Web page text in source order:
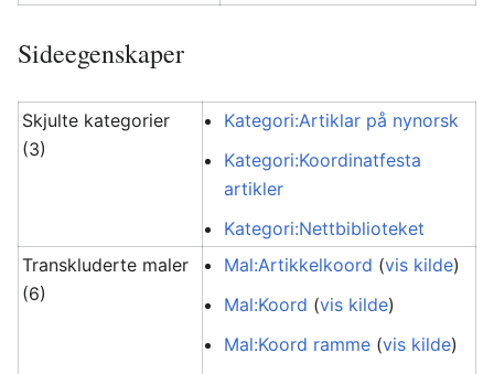
Sideegenskaper
Skjulte kategorier
(3)
Kategori:Artiklar på nynorsk
Kategori:Koordinatfesta
artikler
Kategori:Nettbiblioteket
Transkluderte maler
(6)
Mal:Artikkelkoord (vis kilde)
Mal:Koord (vis kilde)
Mal:Koord ramme (vis kilde)